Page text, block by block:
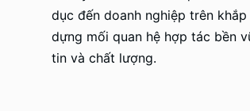
dục đến doanh nghiệp trên
dựng mối quan hệ hợp tác bền
tin và chất lượng.